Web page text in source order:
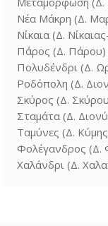
Νέα Μάκρη (Δ.
Νίκαια (Δ.
Πάρος (Δ. Πάρου)
Πολυδένδρι (Δ.
Ροδόπολη (Δ.
Σκύρος (Δ.
Σταμάτα (Δ.
Ταμύνες (Δ.
Φολέγανδρος (Δ.
Χαλάνδρι (Δ.